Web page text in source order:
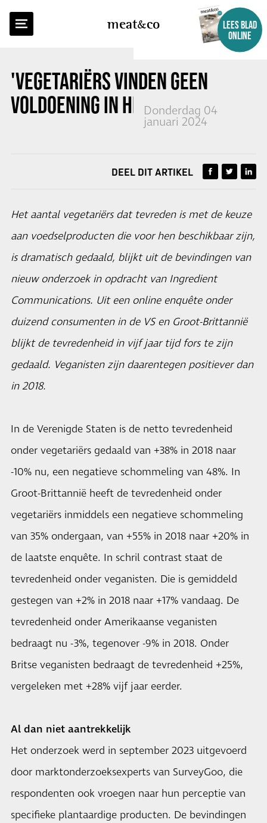
meatco
LEES BLAD
ONLINE
'VEGETARIËRS VINDEN GEEN
VOLDOENING IN HET SCHAP'
Donderdag 04
januari 2024
TERUG NAAR OVERZICHT
DEEL DIT ARTIKEL
Het aantal vegetariërs dat tevreden is met de keuze
aan voedselproducten die voor hen beschikbaar zijn,
is dramatisch gedaald, blijkt uit de bevindingen van
nieuw onderzoek in opdracht van Ingredient
Communications. Uit een online enquête onder
duizend consumenten in de VS en Groot-Brittannië
blijkt de tevredenheid in vijf jaar tijd fors te zijn
gedaald. Veganisten zijn daarentegen positiever dan
in 2018.
In de Verenigde Staten is de netto tevredenheid
onder vegetariërs gedaald van +38% in 2018 naar
-10% nu, een negatieve schommeling van 48%. In
Groot-Brittannië heeft de tevredenheid onder
vegetariërs inmiddels een negatieve schommeling
van 35% ondergaan, van +55% in 2018 naar +20% in
de laatste enquête. In schril contrast staat de
tevredenheid onder veganisten. Die is gemiddeld
gestegen van +2% in 2018 naar +17% vandaag. De
tevredenheid onder Amerikaanse veganisten
bedraagt ​​nu -3%, tegenover -9% in 2018. Onder
Britse veganisten bedraagt ​​de tevredenheid +25%,
vergeleken met +28% vijf jaar eerder.
Al dan niet aantrekkelijk
Het onderzoek werd in september 2023 uitgevoerd
door marktonderzoeksexperts van SurveyGoo, die
respondenten ook vroegen naar hun perceptie van
specifieke plantaardige producten. De bevindingen